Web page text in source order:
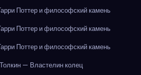
Поттер и философский камень
Поттер и философский камень
Поттер и философский камень
— Властелин колец